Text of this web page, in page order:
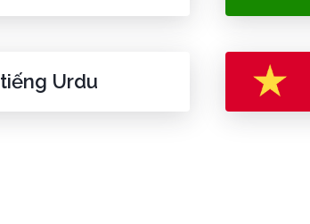
tiếng Urdu